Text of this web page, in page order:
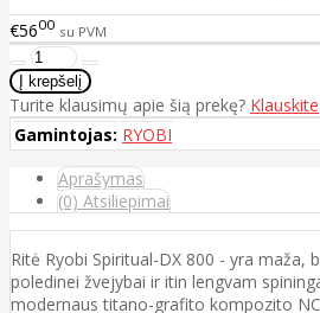
€5600 su PVM
Turite klausimų apie šią prekę? Klauskite
Gamintojas: RYOBI
Aprašymas
(0) Atsiliepimai
Ritė Ryobi Spiritual-DX 800 - yra maža,
poledinei žvejybai ir itin lengvam
modernaus titano-grafito kompozito